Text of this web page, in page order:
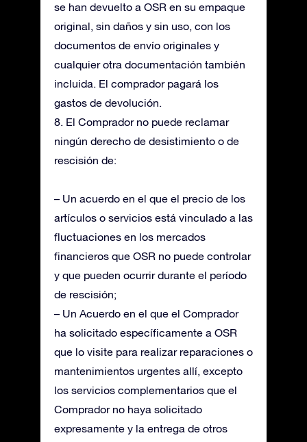
se han devuelto a OSR en su empaque
original, sin daños y sin uso, con los
documentos de envío originales y
cualquier otra documentación también
incluida. El comprador pagará los
gastos de devolución.
8. El Comprador no puede reclamar
ningún derecho de desistimiento o de
rescisión de:
– Un acuerdo en el que el precio de los
artículos o servicios está vinculado a las
fluctuaciones en los mercados
financieros que OSR no puede controlar
y que pueden ocurrir durante el período
de rescisión;
– Un Acuerdo en el que el Comprador
ha solicitado específicamente a OSR
que lo visite para realizar reparaciones o
mantenimientos urgentes allí, excepto
los servicios complementarios que el
Comprador no haya solicitado
expresamente y la entrega de otros